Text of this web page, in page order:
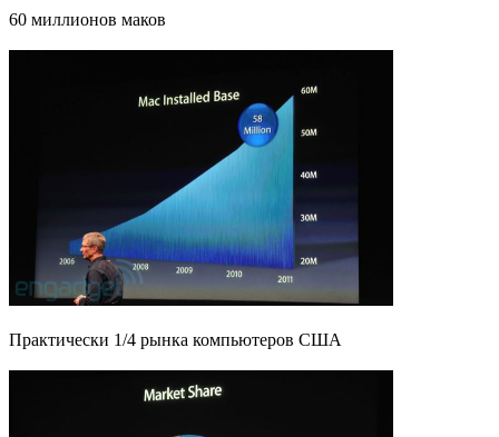
60 миллионов маков
Практически 1/4 рынка компьютеров США